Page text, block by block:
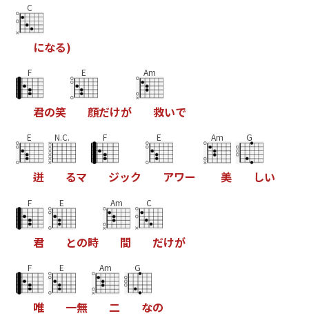
C
になる)
F
君の笑
E
顔だけが
Am
救いで
E
迸
N.C.
るマ
F
ジック
E
アワー
Am
美
G
しい
F
君
E
との時
Am
間
C
だけが
F
唯
E
一無
Am
二
G
なの